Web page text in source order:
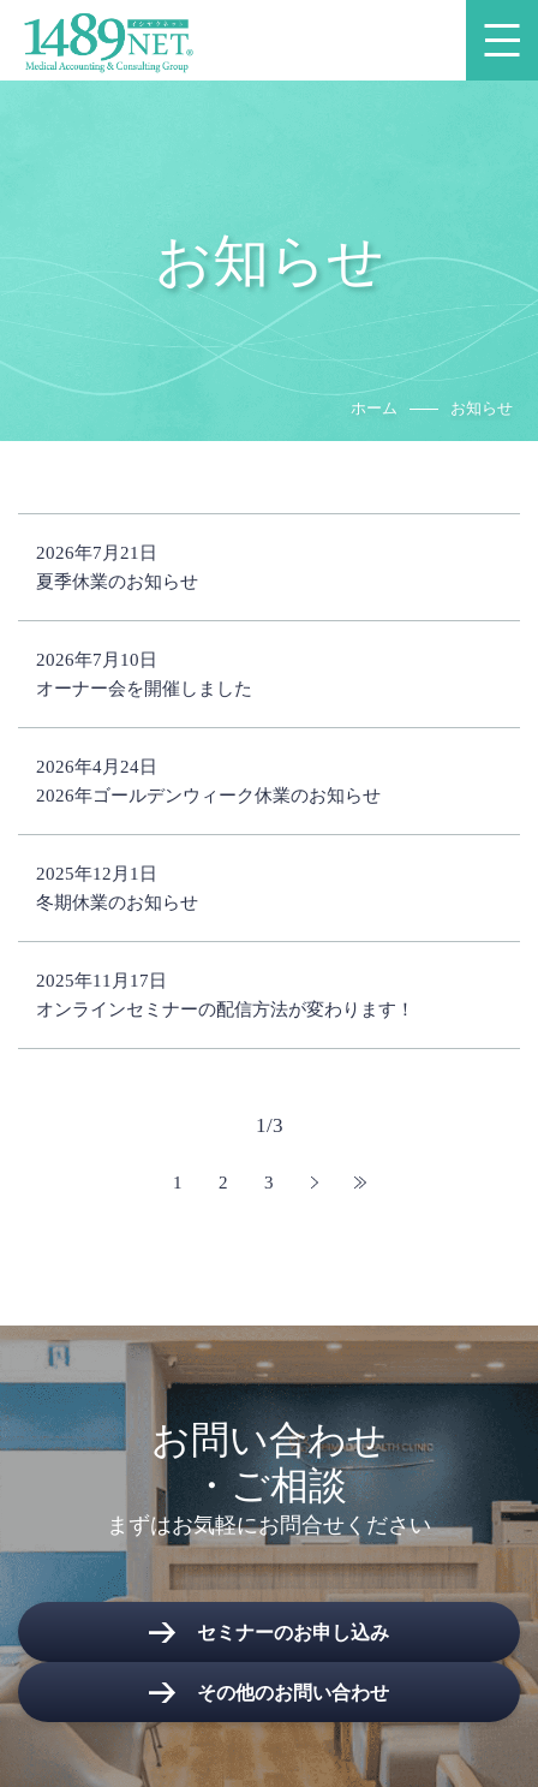
お知らせ
ホーム お知らせ
2026年7月21日
夏季休業のお知らせ
2026年7月10日
オーナー会を開催しました
2026年4月24日
2026年ゴールデンウィーク休業のお知らせ
2025年12月1日
冬期休業のお知らせ
2025年11月17日
オンラインセミナーの配信方法が変わります！
1/3
1 2 3
お問い合わせ
・ご相談
まずはお気軽にお問合せください
セミナーのお申し込み
その他のお問い合わせ